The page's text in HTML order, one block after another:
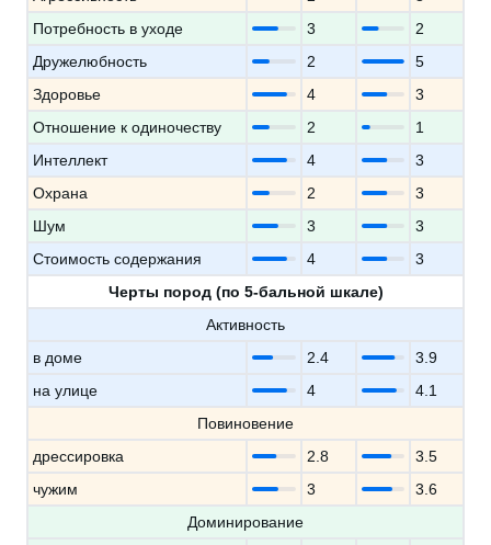
Потребность в уходе
3
2
Дружелюбность
2
5
Здоровье
4
3
Отношение к одиночеству
2
1
Интеллект
4
3
Охрана
2
3
Шум
3
3
Стоимость содержания
4
3
Черты пород (по 5-бальной шкале)
Активность
в доме
2.4
3.9
на улице
4
4.1
Повиновение
дрессировка
2.8
3.5
чужим
3
3.6
Доминирование